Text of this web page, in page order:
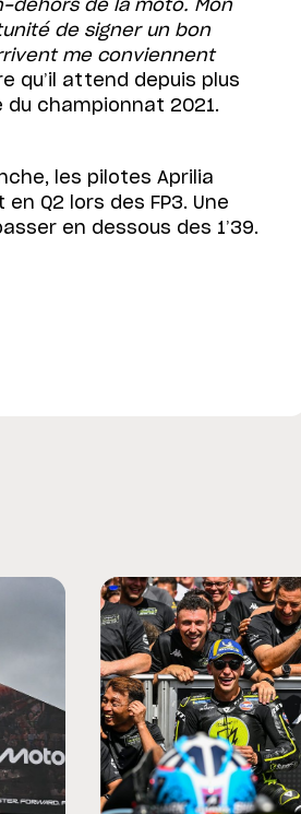
dehors de la moto. Mon
de signer un bon
me conviennent
qu’il attend depuis plus
du championnat 2021.
les pilotes Aprilia
Q2 lors des FP3. Une
en dessous des 1’39.